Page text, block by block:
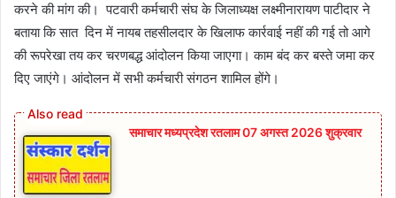
करने की मांग की। पटवारी कर्मचारी संघ के जिलाध्यक्ष लक्ष्मीनारायण पाटीदार ने
बताया कि सात दिन में नायब तहसीलदार के खिलाफ कार्रवाई नहीं की गई तो आगे
की रूपरेखा तय कर चरणबद्ध आंदोलन किया जाएगा। काम बंद कर बस्ते जमा कर
दिए जाएंगे। आंदोलन में सभी कर्मचारी संगठन शामिल होंगे।
समाचार मध्यप्रदेश रतलाम 07 अगस्त 2026 शुक्रवार